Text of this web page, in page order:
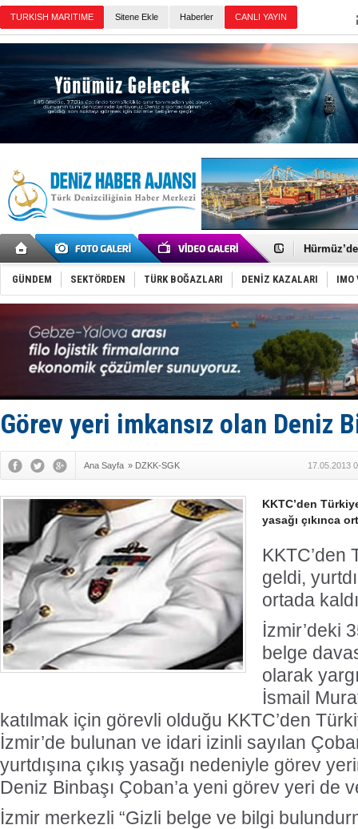
Sitene Ekle Haberler
Denizcilik
‘14.
Taksi
TÜRKLİM
SOCAR da
Keşfedildi:
D-Marin,
Van’da
ASEAN
TAYK -
GÜNDEM SEKTÖRDEN TÜRK BOĞAZLARI DENİZ KAZALARI IMO
Görev yeri imkansız olan Deniz
Ana Sayfa » DZKK-SGK 17.05.2013
KKTC’den
yasağı çıkınca
KKTC’den
geldi,
ortada
İzmir’deki
belge
olarak
İsmail
katılmak için görevli olduğu KKTC’den
İzmir’de bulunan ve idari izinli sayılan
yurtdışına çıkış yasağı nedeniyle görev
Deniz Binbaşı Çoban’a yeni görev yeri de
İzmir merkezli “Gizli belge ve bilgi